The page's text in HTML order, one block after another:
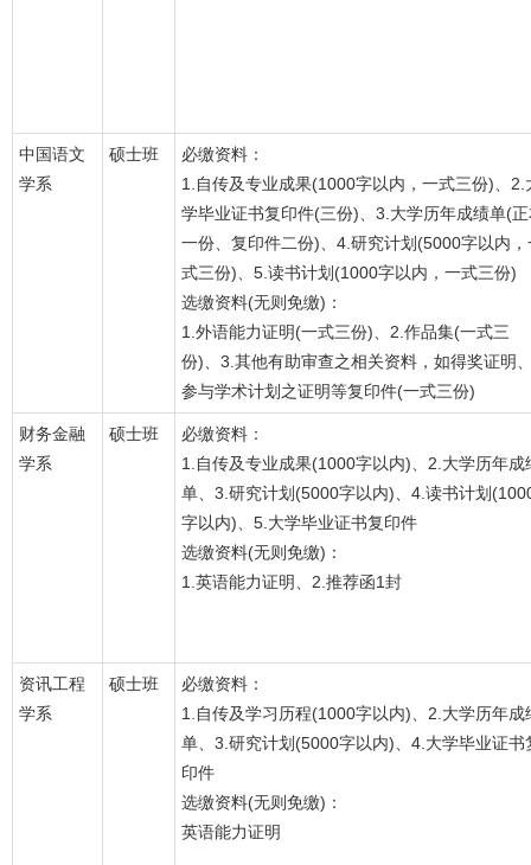
中国语文
学系
硕士班
必缴资料：
1.自传及专业成果(1000字以内，一式三份)、2.
学毕业证书复印件(三份)、3.大学历年成绩单(
一份、复印件二份)、4.研究计划(5000字以内，
式三份)、5.读书计划(1000字以内，一式三份)
选缴资料(无则免缴)：
1.外语能力证明(一式三份)、2.作品集(一式三
份)、3.其他有助审查之相关资料，如得奖证明
参与学术计划之证明等复印件(一式三份)
财务金融
学系
硕士班
必缴资料：
1.自传及专业成果(1000字以内)、2.大学历年成
单、3.研究计划(5000字以内)、4.读书计划
字以内)、5.大学毕业证书复印件
选缴资料(无则免缴)：
1.英语能力证明、2.推荐函1封
资讯工程
学系
硕士班
必缴资料：
1.自传及学习历程(1000字以内)、2.大学历年成
单、3.研究计划(5000字以内)、4.大学毕业证书
印件
选缴资料(无则免缴)：
英语能力证明